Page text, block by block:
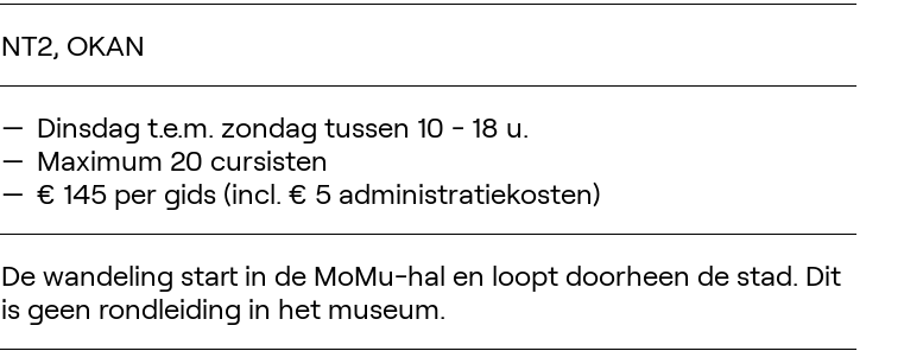
Zoek ontwerpers, tentoonstellingen, activiteiten,....
NT2, OKAN
Dinsdag t.e.m. zondag tussen 10 - 18 u.
Maximum 20 cursisten
€ 145 per gids (incl. € 5 administratiekosten)
De wandeling start in de MoMu-hal en loopt doorheen de stad. Dit
is geen rondleiding in het museum.